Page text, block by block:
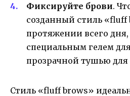
Фиксируйте брови.
созданный стиль «fluff
протяжении всего
специальным гелем
прозрачной тушью для
Стиль «fluff brows»